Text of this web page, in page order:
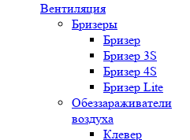
Вентиляция
Бризеры
Бризер
Бризер 3S
Бризер 4S
Бризер Lite
Обеззараживатели
воздуха
Клевер